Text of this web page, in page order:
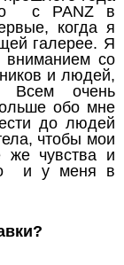
с PANZ в
когда я
галерее. Я
со
и людей,
Всем очень
обо мне
до людей
чтобы мои
же чувства и
и у меня в